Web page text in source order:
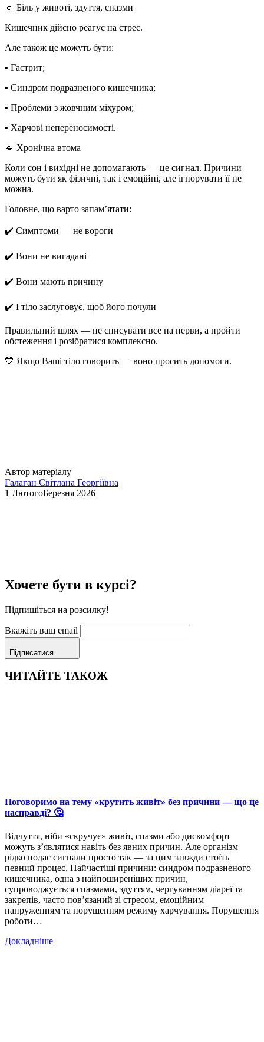
🔹 Біль у животі, здуття, спазми
Кишечник дійсно реагує на стрес.
Але також це можуть бути:
▪️ Гастрит;
▪️ Синдром подразненого кишечника;
▪️ Проблеми з жовчним міхуром;
▪️ Харчові непереносимості.
🔹 Хронічна втома
Коли сон і вихідні не допомагають — це сигнал. Причини
можуть бути як фізичні, так і емоційні, але ігнорувати її не
можна.
Головне, що варто запам’ятати:
✔️ Симптоми — не вороги
✔️ Вони не вигадані
✔️ Вони мають причину
✔️ І тіло заслуговує, щоб його почули
Правильний шлях — не списувати все на нерви, а пройти
обстеження і розібратися комплексно.
💙 Якщо Ваші тіло говорить — воно просить допомоги.
Автор матеріалу
Галаган Світлана Георгіївна
1 ЛютогоБерезня 2026
Хочете бути в курсі?
Підпишіться на розсилку!
Вкажіть ваш email
Підписатися
ЧИТАЙТЕ ТАКОЖ
Поговоримо на тему «крутить живіт» без причини — що це
насправді? 🤔
Відчуття, ніби «скручує» живіт, спазми або дискомфорт
можуть з’являтися навіть без явних причин. Але організм
рідко подає сигнали просто так — за цим завжди стоїть
певний процес. Найчастіші причини: синдром подразненого
кишечника, одна з найпоширеніших причин,
супроводжується спазмами, здуттям, чергуванням діареї та
закрепів, часто пов’язаний зі стресом, емоційним
напруженням та порушенням режиму харчування. Порушення
роботи…
Докладніше